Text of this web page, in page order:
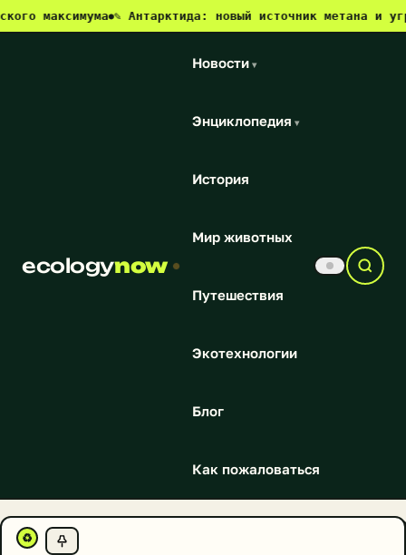
●✎ Антарктида: новый источник метана и угроза
ecologynow
Новости ▾
Энциклопедия ▾
История
Мир животных
Путешествия
Экотехнологии
Блог
Как пожаловаться
♻